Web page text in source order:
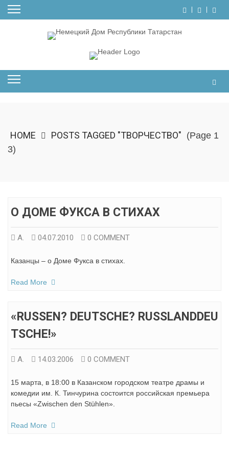
Skip
HOME POSTS TAGGED "ТВОРЧЕСТВО" (Page 1
3)
О ДОМЕ ФУКСА В СТИХАХ
А. 04.07.2010 0 COMMENT
Казанцы – о Доме Фукса в стихах.
Read More
«RUSSEN? DEUTSCHE? RUSSLANDDEU
TSCHE!»
А. 14.03.2006 0 COMMENT
15 марта, в 18:00 в Казанском городском театре драмы и
комедии им. К. Тинчурина состоится российская премьера
пьесы «Zwischen den Stühlen».
Read More